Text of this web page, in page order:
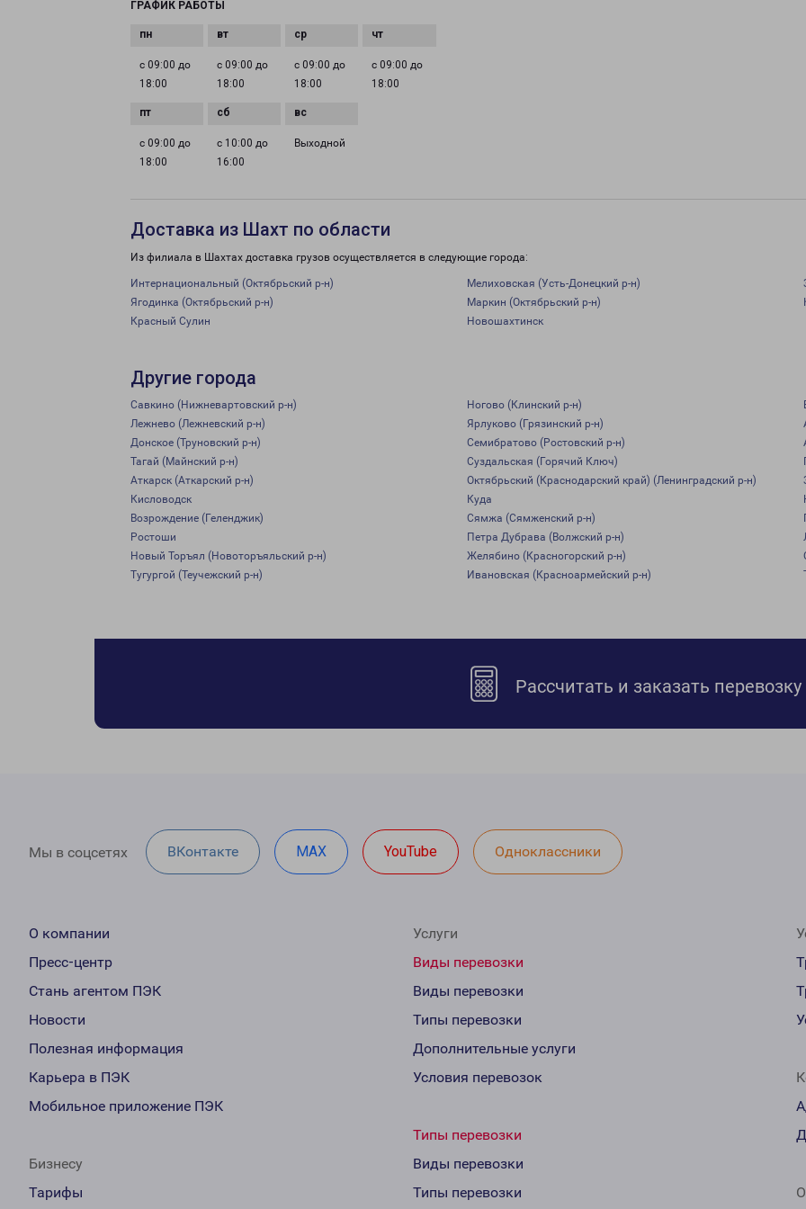
ГРАФИК РАБОТЫ
с 09:00 до
18:00
с 09:00 до
18:00
с 09:00 до
18:00
с 09:00 до
18:00
с 09:00 до
18:00
с 10:00 до
16:00
Выходной
Доставка из Шахт по области
Из филиала в Шахтах доставка грузов осуществляется в следующие города:
Интернациональный (Октябрьский р-н) Мелиховская (Усть-Донецкий р-н)
Ягодинка (Октябрьский р-н)
Маркин (Октябрьский р-н)
Красный Сулин
Новошахтинск
Другие города
Савкино (Нижневартовский р-н) Ногово (Клинский р-н)
Лежнево (Лежневский р-н)
Ярлуково (Грязинский р-н)
Донское (Труновский р-н)
Семибратово (Ростовский р-н)
Тагай (Майнский р-н)
Суздальская (Горячий Ключ)
Аткарск (Аткарский р-н)
Октябрьский (Краснодарский край) (Ленинградский р-н)
Кисловодск
Куда
Возрождение (Геленджик)
Сямжа (Сямженский р-н)
Ростоши
Петра Дубрава (Волжский р-н)
Новый Торъял (Новоторъяльский р-н)
Желябино (Красногорский р-н)
Тугургой (Теучежский р-н)
Ивановская (Красноармейский р-н)
Рассчитать и заказать перевозку
Мы в соцсетях ВКонтакте MAX YouTube Одноклассники
О компании
Пресс-центр
Стань агентом ПЭК
Новости
Полезная информация
Карьера в ПЭК
Мобильное приложение ПЭК
Бизнесу
Тарифы
Услуги
Виды перевозки
Виды перевозки
Типы перевозки
Дополнительные услуги
Условия перевозок
Типы перевозки
Виды перевозки
Типы перевозки